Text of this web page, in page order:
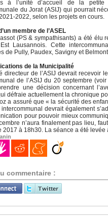
à l’unité d’accueil de la petite
du Jorat (ASIJ) qui pourrait
2022, selon les projets en cours.
membre de l’ASEL
(PS & sympathisants) a été élu
Lausannois. Cette
de Pully, Paudex, Savigny et
de la Municipalité
directeur de l’ASIJ devrait recevoir
de l’ASIJ du 20 septembre
une décision concernant
défraie actuellement la chronique
a assuré que « la sécurité des
intercommunal devrait également
pour pouvoir mieux
n’aura finalement pas lieu,
2017 à 18h30. La séance a été levée
commentaire :